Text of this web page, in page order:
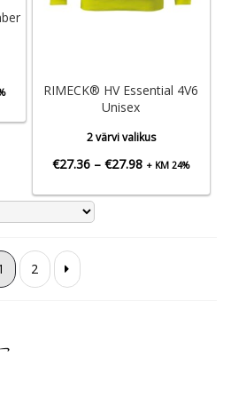
RIMECK® HV Essential 4V6
Unisex
2 värvi valikus
€27.36 – €27.98Hinnavahemik:
+ KM 24%
2